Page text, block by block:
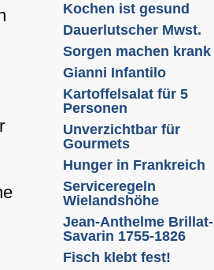
Kochen ist gesund
Dauerlutscher Mwst.
Sorgen machen krank
Gianni Infantilo
Kartoffelsalat für 5
Personen
Unverzichtbar für
Gourmets
Hunger in Frankreich
Serviceregeln
Wielandshöhe
Jean-Anthelme Brillat-
Savarin 1755-1826
Fisch klebt fest!